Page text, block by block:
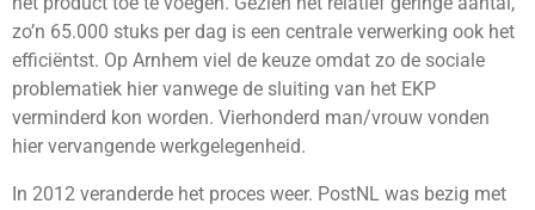
zo’n 65.000 stuks per dag is een centrale verwerking ook het
efficiëntst. Op Arnhem viel de keuze omdat zo de sociale
problematiek hier vanwege de sluiting van het EKP
verminderd kon worden. Vierhonderd man/vrouw vonden
hier vervangende werkgelegenheid.
In 2012 veranderde het proces weer. PostNL was bezig met